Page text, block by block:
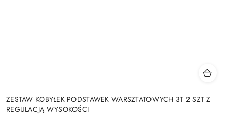
ZESTAW KOBYŁEK PODSTAWEK WARSZTATOWYCH 3T 2 SZT Z
REGULACJĄ WYSOKOŚCI